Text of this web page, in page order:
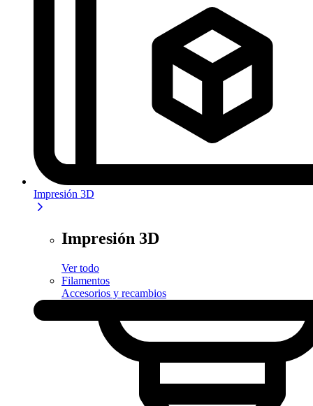
Impresión 3D
Impresión 3D
Ver todo
Filamentos
Accesorios y recambios